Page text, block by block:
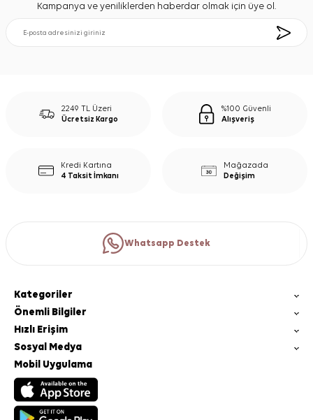
Kampanya ve yeniliklerden haberdar olmak için üye ol.
2249 TL Üzeri
Ücretsiz Kargo
%100 Güvenli
Alışveriş
Kredi Kartına
4 Taksit İmkanı
Mağazada
Değişim
Whatsapp Destek
Kategoriler
Önemli Bilgiler
Hızlı Erişim
Sosyal Medya
Mobil Uygulama